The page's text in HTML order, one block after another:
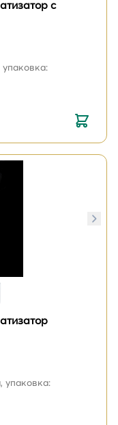
с
упаковка:
упаковка: